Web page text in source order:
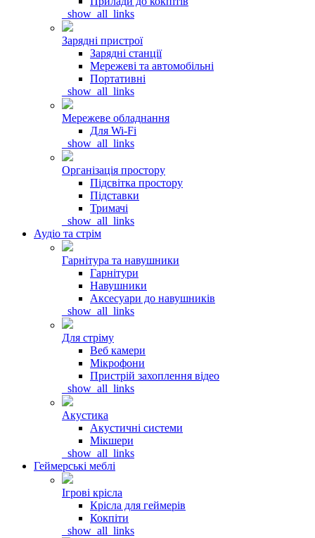
_show_all_links
Зарядні пристрої
Зарядні станції
Мережеві та автомобільні
Портативні
_show_all_links
Мережеве обладнання
Для Wi-Fi
_show_all_links
Організація простору
Підсвітка простору
Підставки
Тримачі
_show_all_links
Аудіо та стрім
Гарнітура та навушники
Гарнітури
Навушники
Аксесуари до навушників
_show_all_links
Для стріму
Веб камери
Мікрофони
Пристрій захоплення відео
_show_all_links
Акустика
Акустичні системи
Мікшери
_show_all_links
Геймерські меблі
Ігрові крісла
Крісла для геймерів
Кокпіти
_show_all_links